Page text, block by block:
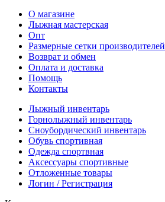
О магазине
Лыжная мастерская
Опт
Размерные сетки производителей
Возврат и обмен
Оплата и доставка
Помощь
Контакты
Лыжный инвентарь
Горнолыжный инвентарь
Сноубордический инвентарь
Обувь спортивная
Одежда спортвная
Аксессуары спортивные
Отложенные товары
Логин / Регистрация